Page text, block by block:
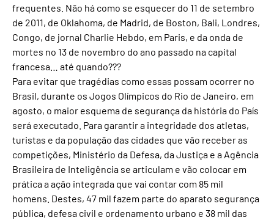
frequentes. Não há como se esquecer do 11 de setembro
de 2011, de Oklahoma, de Madrid, de Boston, Bali, Londres,
Congo, de jornal Charlie Hebdo, em Paris, e da onda de
mortes no 13 de novembro do ano passado na capital
francesa… até quando???
Para evitar que tragédias como essas possam ocorrer no
Brasil, durante os Jogos Olímpicos do Rio de Janeiro, em
agosto, o maior esquema de segurança da história do País
será executado. Para garantir a integridade dos atletas,
turistas e da população das cidades que vão receber as
competições, Ministério da Defesa, da Justiça e a Agência
Brasileira de Inteligência se articulam e vão colocar em
prática a ação integrada que vai contar com 85 mil
homens. Destes, 47 mil fazem parte do aparato segurança
pública, defesa civil e ordenamento urbano e 38 mil das